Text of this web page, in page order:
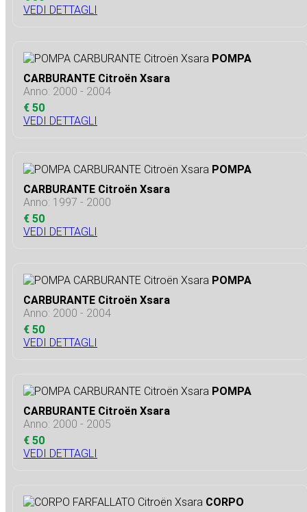
VEDI DETTAGLI
POMPA
CARBURANTE Citroën Xsara
Anno: 2000 - 2004
€ 50
VEDI DETTAGLI
POMPA
CARBURANTE Citroën Xsara
Anno: 1997 - 2000
€ 50
VEDI DETTAGLI
POMPA
CARBURANTE Citroën Xsara
Anno: 2000 - 2004
€ 50
VEDI DETTAGLI
POMPA
CARBURANTE Citroën Xsara
Anno: 2000 - 2005
€ 50
VEDI DETTAGLI
CORPO